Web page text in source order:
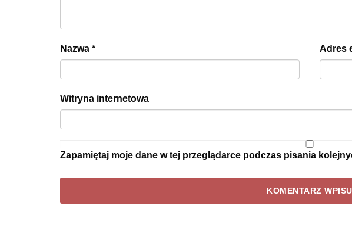
Nazwa * Adres
Witryna internetowa
Zapamiętaj moje dane w tej przeglądarce podczas pisania